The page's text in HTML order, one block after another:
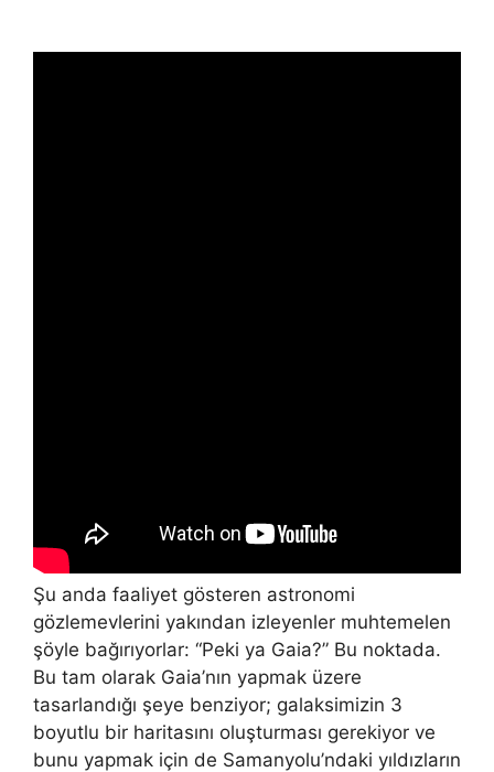
Şu anda faaliyet gösteren astronomi
gözlemevlerini yakından izleyenler muhtemelen
şöyle bağırıyorlar: “Peki ya Gaia?” Bu noktada.
Bu tam olarak Gaia’nın yapmak üzere
tasarlandığı şeye benziyor; galaksimizin 3
boyutlu bir haritasını oluşturması gerekiyor ve
bunu yapmak için de Samanyolu’ndaki yıldızların